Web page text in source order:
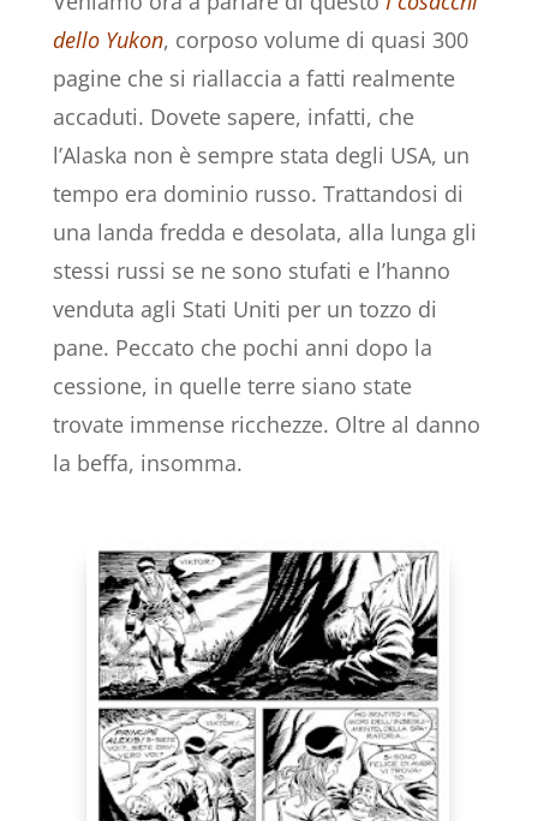
dello Yukon, corposo volume di quasi 300
pagine che si riallaccia a fatti realmente
accaduti. Dovete sapere, infatti, che
l’Alaska non è sempre stata degli USA, un
tempo era dominio russo. Trattandosi di
una landa fredda e desolata, alla lunga gli
stessi russi se ne sono stufati e l’hanno
venduta agli Stati Uniti per un tozzo di
pane. Peccato che pochi anni dopo la
cessione, in quelle terre siano state
trovate immense ricchezze. Oltre al danno
la beffa, insomma.